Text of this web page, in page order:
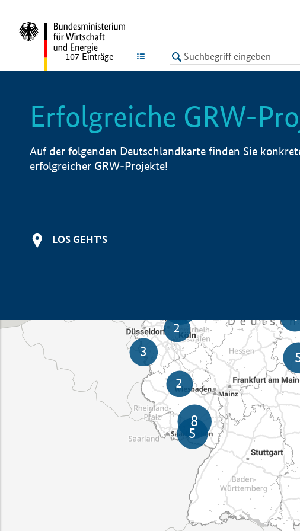
LISTE
107 Einträge
Erfolgreiche GRW-
Auf der folgenden Deutschlandkarte finden Sie
erfolgreicher GRW-Projekte!
LOS GEHT'S